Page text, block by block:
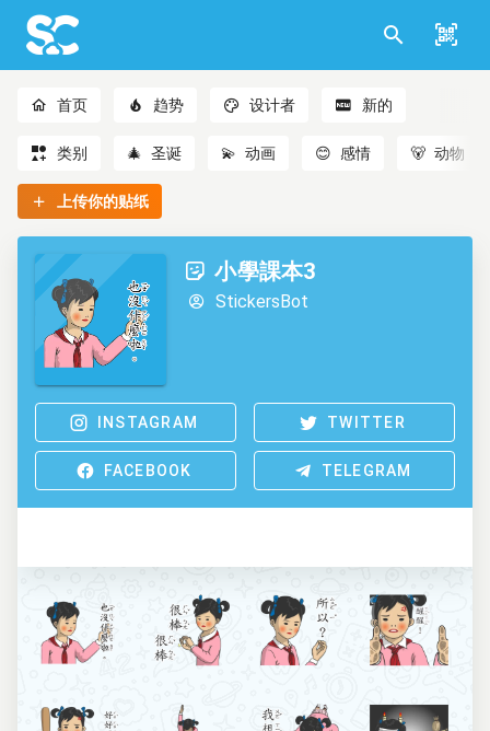
首页 趋势 设计者 新的
类别 🎄 圣诞 💫 动画 😊 感情 🐻 动物
上传你的贴纸
小學課本3
StickersBot
INSTAGRAM TWITTER
FACEBOOK TELEGRAM